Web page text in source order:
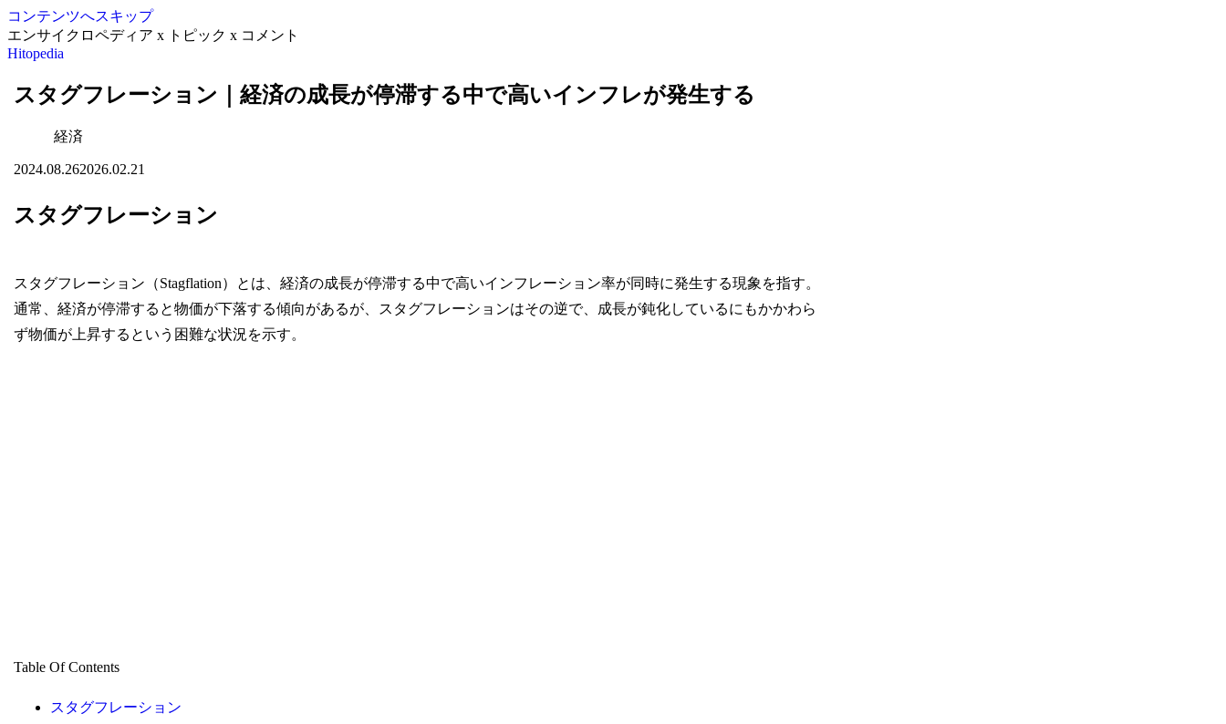
コンテンツへスキップ
エンサイクロペディア x トピック x コメント
Hitopedia
スタグフレーション｜経済の成長が停滞する中で高いインフレが発生する
経済
2024.08.262026.02.21
スタグフレーション
スタグフレーション（Stagflation）とは、経済の成長が停滞する中で高いインフレーション率が同時に発生する現象を指す。
通常、経済が停滞すると物価が下落する傾向があるが、スタグフレーションはその逆で、成長が鈍化しているにもかかわら
ず物価が上昇するという困難な状況を示す。
Table Of Contents
スタグフレーション